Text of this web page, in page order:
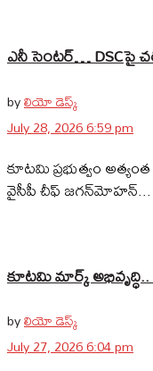
ఎనీ సెంటర్‌… DSCపై
byలియో డెస్క్
July 28, 2026 6:59 pm
కూటమి ప్రభుత్వం
వైసీపీ చీఫ్ జగన్‌మోహన్...
కూటమి మార్క్
byలియో డెస్క్
July 27, 2026 6:04 pm